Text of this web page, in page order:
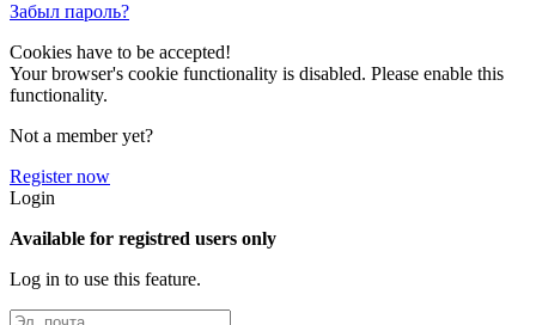
Забыл пароль?
Cookies have to be accepted!
Your browser's cookie functionality is disabled. Please enable this
functionality.
Not a member yet?
Register now
Login
Available for registred users only
Log in to use this feature.